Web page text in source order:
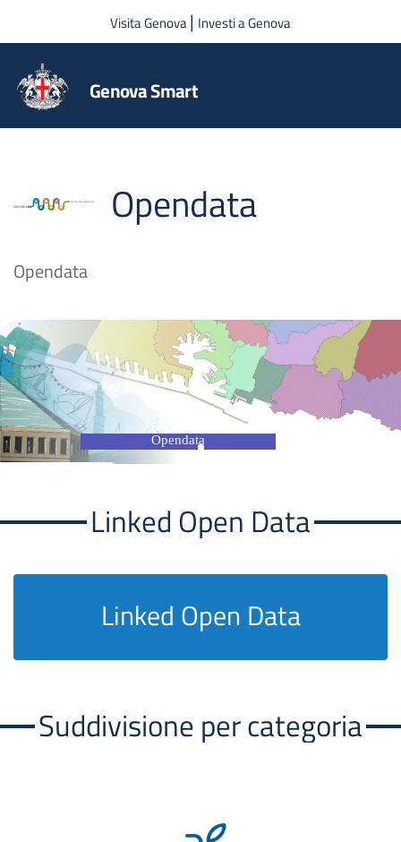
Salta al contenuto principale
Visita Genova| Investi a Genova
Genova Smart
Opendata
Opendata
Opendata
Linked Open Data
Linked Open Data
Suddivisione per categoria